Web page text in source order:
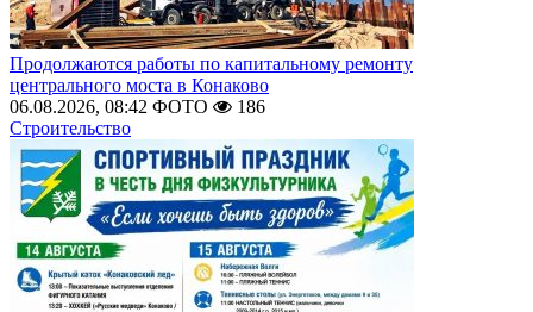
Продолжаются работы по капитальному ремонту
центрального моста в Конаково
06.08.2026, 08:42 ФОТО
186
Строительство